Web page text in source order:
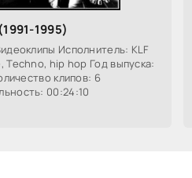
1995)
Исполнитель: KLF
hip hop Год выпуска:
клипов: 6
00:24:10